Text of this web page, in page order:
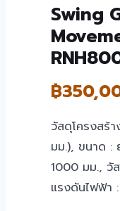
Swing
฿
วัสดุโครงสร้
มม.), ขนาด :
1000 มม., วั
แรงดันไฟฟ้า